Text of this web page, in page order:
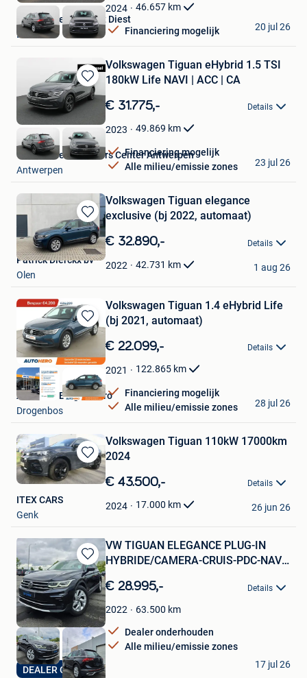
Favorieten2024 46.657 km
Financiering mogelijk
Van Mossel Peugeot Diest
Diest
20 jul 26
Bewaren
in
Mijn
Favorieten
Volkswagen Tiguan eHybrid 1.5 TSI
180kW Life NAVI | ACC | CA
€ 31.775,- Details
2023 49.869 km
Financiering mogelijk
Alle milieu/emissie zones
Van Mossel Used Cars Center Antwerpen
Antwerpen
23 jul 26
Bewaren
in
Mijn
Favorieten
Volkswagen Tiguan elegance
exclusive (bj 2022, automaat)
€ 32.890,- Details
2022 42.731 km
Patrick Dierckx bv
Olen
1 aug 26
Bewaren
in
Favorieten
Volkswagen Tiguan 1.4 eHybrid Life
(bj 2021, automaat)
€ 22.099,- Details
2021 122.865 km
Financiering mogelijk
Alle milieu/emissie zones
Autohero Belgium Pro
Drogenbos
28 jul 26
Bewaren
in
Favorieten
Volkswagen Tiguan 110kW 17000km
2024
€ 43.500,- Details
2024 17.000 km
ITEX CARS
Genk
26 jun 26
Bewaren
in
Mijn
Favorieten
DEALER ONDERHOUDEN
VW TIGUAN ELEGANCE PLUG-IN
HYBRIDE/CAMERA-CRUIS-PDC-NAVI-
€ 28.995,- Details
2022 63.500 km
Dealer onderhouden
Alle milieu/emissie zones
Dr Cars
Ieper
17 jul 26